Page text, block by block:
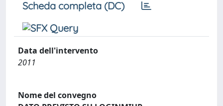
Scheda completa (DC)
Data dell'intervento
2011
Nome del convegno